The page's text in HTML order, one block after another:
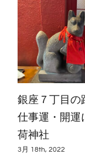
銀座７丁目の
仕事運・開運
荷神社
3月 18th, 2022